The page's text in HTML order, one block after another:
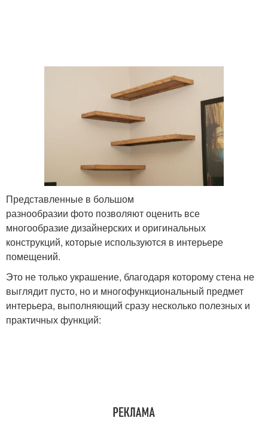
Представленные в большом
разнообразии фото позволяют оценить все
многообразие дизайнерских и оригинальных
конструкций, которые используются в интерьере
помещений.
Это не только украшение, благодаря которому стена не
выглядит пусто, но и многофункциональный предмет
интерьера, выполняющий сразу несколько полезных и
практичных функций: